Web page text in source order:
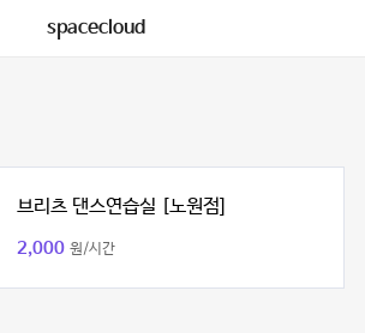
spacecloud
브리츠 댄스연습실 [노원점]
2,000 원/시간